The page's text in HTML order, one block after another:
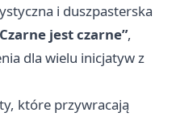
i duszpasterska
jest czarne”,
dla wielu inicjatyw z
które przywracają